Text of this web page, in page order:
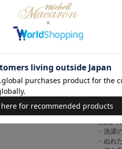
※後ろ
・形を
・濡れ
・タン
・ポン
工は徐
・この
時は他
・洗濯
・ぬれ